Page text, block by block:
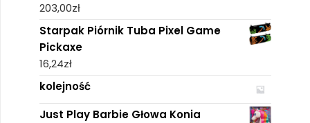
203,00zł
Starpak Piórnik Tuba Pixel Game
Pickaxe
16,24zł
kolejność
Just Play Barbie Głowa Konia